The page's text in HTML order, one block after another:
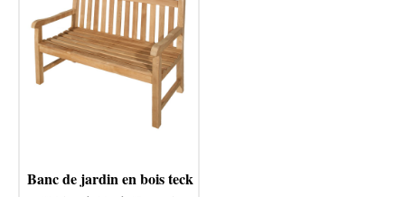
Banc de jardin en bois teck